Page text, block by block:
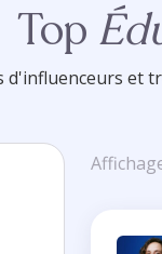
Top
d'influenceurs et